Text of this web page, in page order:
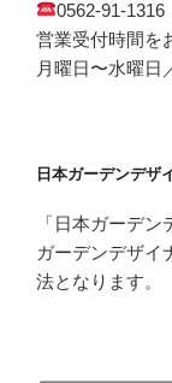
0562-91-
営業受付時間を
月曜日〜水曜
日本ガーデンデザ
「日本ガーデ
ガーデンデザイ
法となります。